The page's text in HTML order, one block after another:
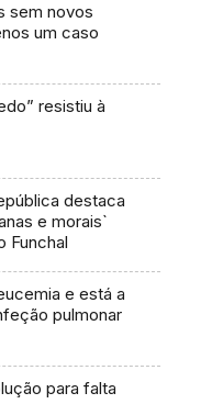
sem novos
um caso
resistiu à
destaca
e morais`
Funchal
e está a
pulmonar
para falta